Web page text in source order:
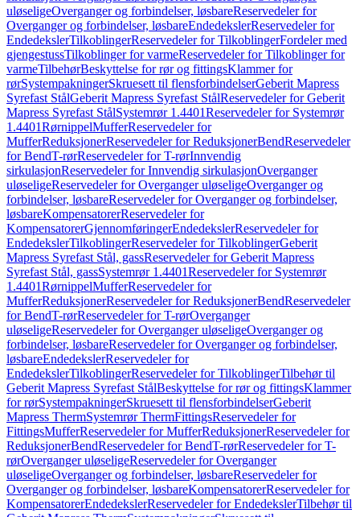
uløseligeOverganger og forbindelser, løsbareReservedeler for
Overganger og forbindelser, løsbareEndedekslerReservedeler for
EndedekslerTilkoblingerReservedeler for TilkoblingerFordeler med
gjengestussTilkoblinger for varmeReservedeler for Tilkoblinger for
varmeTilbehørBeskyttelse for rør og fittingsKlammer for
rørSystempakningerSkruesett til flensforbindelserGeberit Mapress
Syrefast StålGeberit Mapress Syrefast StålReservedeler for Geberit
Mapress Syrefast StålSystemrør 1.4401Reservedeler for Systemrør
1.4401RørnippelMufferReservedeler for
MufferReduksjonerReservedeler for ReduksjonerBendReservedeler
for BendT-rørReservedeler for T-rørInnvendig
sirkulasjonReservedeler for Innvendig sirkulasjonOverganger
uløseligeReservedeler for Overganger uløseligeOverganger og
forbindelser, løsbareReservedeler for Overganger og forbindelser,
løsbareKompensatorerReservedeler for
KompensatorerGjennomføringerEndedekslerReservedeler for
EndedekslerTilkoblingerReservedeler for TilkoblingerGeberit
Mapress Syrefast Stål, gassReservedeler for Geberit Mapress
Syrefast Stål, gassSystemrør 1.4401Reservedeler for Systemrør
1.4401RørnippelMufferReservedeler for
MufferReduksjonerReservedeler for ReduksjonerBendReservedeler
for BendT-rørReservedeler for T-rørOverganger
uløseligeReservedeler for Overganger uløseligeOverganger og
forbindelser, løsbareReservedeler for Overganger og forbindelser,
løsbareEndedekslerReservedeler for
EndedekslerTilkoblingerReservedeler for TilkoblingerTilbehør til
Geberit Mapress Syrefast StålBeskyttelse for rør og fittingsKlammer
for rørSystempakningerSkruesett til flensforbindelserGeberit
Mapress ThermSystemrør ThermFittingsReservedeler for
FittingsMufferReservedeler for MufferReduksjonerReservedeler for
ReduksjonerBendReservedeler for BendT-rørReservedeler for T-
rørOverganger uløseligeReservedeler for Overganger
uløseligeOverganger og forbindelser, løsbareReservedeler for
Overganger og forbindelser, løsbareKompensatorerReservedeler for
KompensatorerEndedekslerReservedeler for EndedekslerTilbehør til